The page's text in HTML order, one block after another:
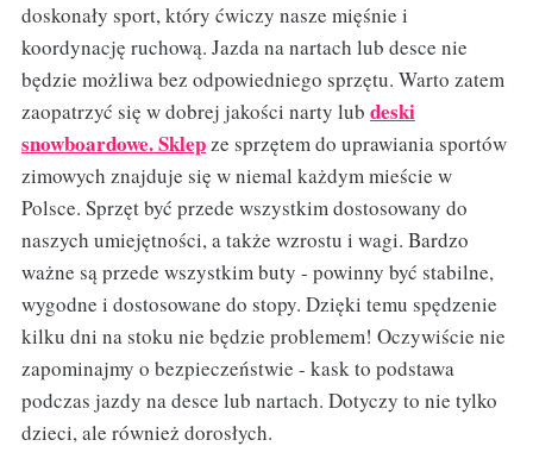
doskonały sport, który ćwiczy nasze mięśnie i
koordynację ruchową. Jazda na nartach lub desce nie
będzie możliwa bez odpowiedniego sprzętu. Warto zatem
zaopatrzyć się w dobrej jakości narty lub deski
snowboardowe. Sklepze sprzętem do uprawiania sportów
zimowych znajduje się w niemal każdym mieście w
Polsce. Sprzęt być przede wszystkim dostosowany do
naszych umiejętności, a także wzrostu i wagi. Bardzo
ważne są przede wszystkim buty - powinny być stabilne,
wygodne i dostosowane do stopy. Dzięki temu spędzenie
kilku dni na stoku nie będzie problemem! Oczywiście nie
zapominajmy o bezpieczeństwie - kask to podstawa
podczas jazdy na desce lub nartach. Dotyczy to nie tylko
dzieci, ale również dorosłych.